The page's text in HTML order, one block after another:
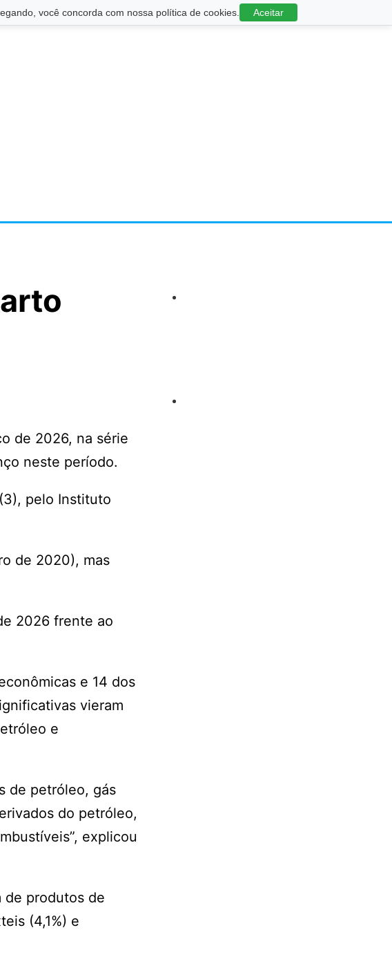
você concorda com nossa política de cookies. Aceitar
de 2026, na série
neste período.
pelo Instituto
de 2020), mas
2026 frente ao
e 14 dos
vieram
e
de petróleo, gás
do petróleo,
explicou
de produtos de
(4,1%) e